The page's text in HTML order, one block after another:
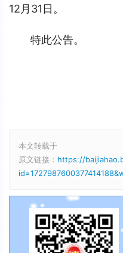
12月31日。
特此公告。
本文转载于
原文链接： https://